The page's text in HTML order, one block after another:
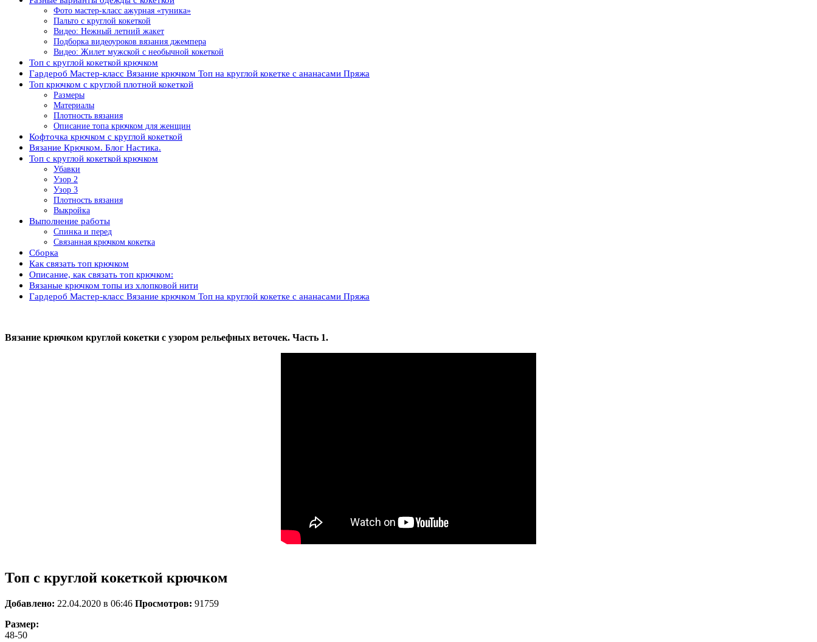
Фото мастер-класс ажурная «туника»
Пальто с круглой кокеткой
Видео: Нежный летний жакет
Подборка видеоуроков вязания джемпера
Видео: Жилет мужской с необычной кокеткой
Топ с круглой кокеткой крючком
Гардероб Мастер-класс Вязание крючком Топ на круглой кокетке с ананасами Пряжа
Топ крючком с круглой плотной кокеткой
Размеры
Материалы
Плотность вязания
Описание топа крючком для женщин
Кофточка крючком с круглой кокеткой
Вязание Крючком. Блог Настика.
Топ с круглой кокеткой крючком
Убавки
Узор 2
Узор 3
Плотность вязания
Выкройка
Выполнение работы
Спинка и перед
Связанная крючком кокетка
Сборка
Как связать топ крючком
Описание, как связать топ крючком:
Вязаные крючком топы из хлопковой нити
Гардероб Мастер-класс Вязание крючком Топ на круглой кокетке с ананасами Пряжа
Вязание крючком круглой кокетки с узором рельефных веточек. Часть 1.
Топ с круглой кокеткой крючком
Добавлено: 22.04.2020 в 06:46 Просмотров: 91759
Размер:
48-50